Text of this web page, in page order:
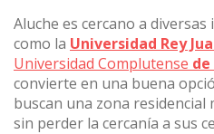
Aluche es cercano a
como la Universidad Rey
Universidad Complutense
convierte en una buena
buscan una zona residencial
sin perder la cercanía a sus